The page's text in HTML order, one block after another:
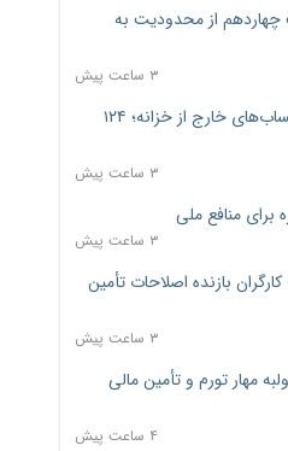
از محدودیت به
۳ ساعت پیش
هشدار دیوان محاسبات درباره حساب‌های خارج از خزانه؛ ۱۲۴
۳ ساعت پیش
برای منافع ملی
۳ ساعت پیش
بازنده اصلاحات تأمین
۳ ساعت پیش
مهار تورم و تأمین مالی
۴ ساعت پیش